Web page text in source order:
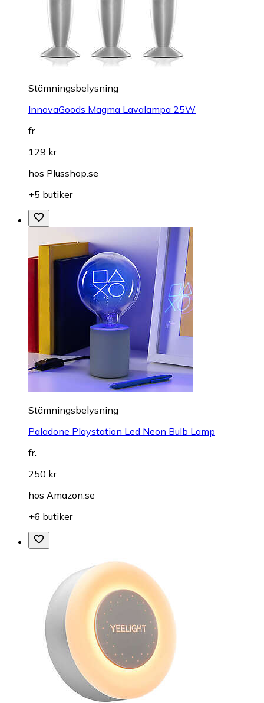
Stämningsbelysning
InnovaGoods Magma Lavalampa 25W
fr.
129 kr
hos Plusshop.se
+5 butiker
Stämningsbelysning
Paladone Playstation Led Neon Bulb Lamp
fr.
250 kr
hos Amazon.se
+6 butiker